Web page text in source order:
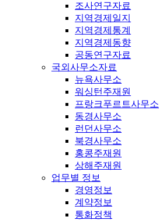
조사연구자료
지역경제일지
지역경제통계
지역경제동향
공동연구자료
국외사무소자료
뉴욕사무소
워싱턴주재원
프랑크푸르트사무소
동경사무소
런던사무소
북경사무소
홍콩주재원
상해주재원
업무별 정보
경영정보
계약정보
통화정책